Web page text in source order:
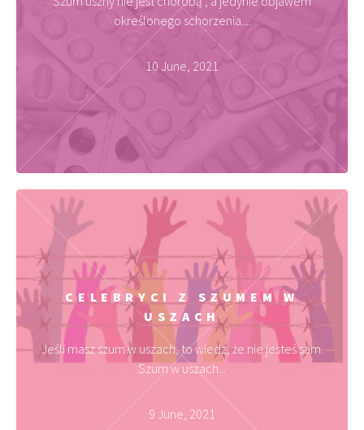
określonego schorzenia....
10 June, 2021
CELEBRYCI Z SZUMEM W
USZACH
Jeśli masz szum w uszach, to wiedz, że nie jesteś sam.
Szum w uszach...
9 June, 2021